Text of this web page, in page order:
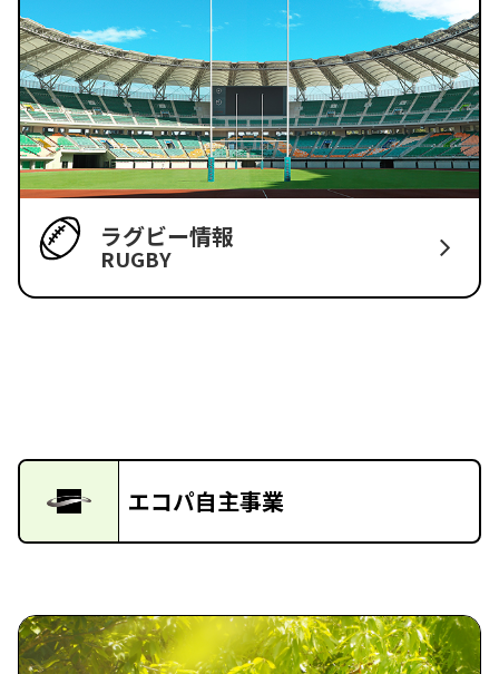
ラグビー情報
RUGBY
エコパ自主事業